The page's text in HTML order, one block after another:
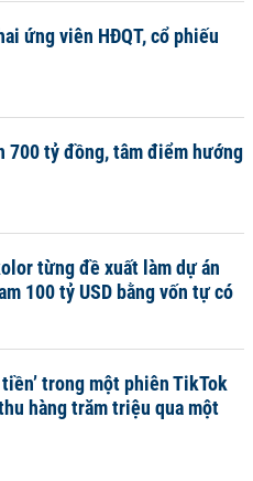
ứng viên HĐQT, cổ phiếu
700 tỷ đồng, tâm điểm hướng
từng đề xuất làm dự án
100 tỷ USD bằng vốn tự có
trong một phiên TikTok
hàng trăm triệu qua một